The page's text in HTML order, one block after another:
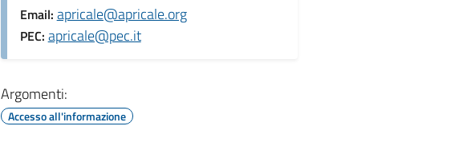
Email:apricale@apricale.org
PEC:apricale@pec.it
Argomenti:
Accesso all'informazione